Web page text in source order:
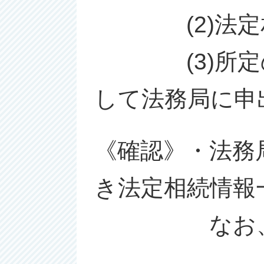
(2)法定相続
(3)所定の申
して法務局に
《確認》・法
き法定相続情
なお、戸除